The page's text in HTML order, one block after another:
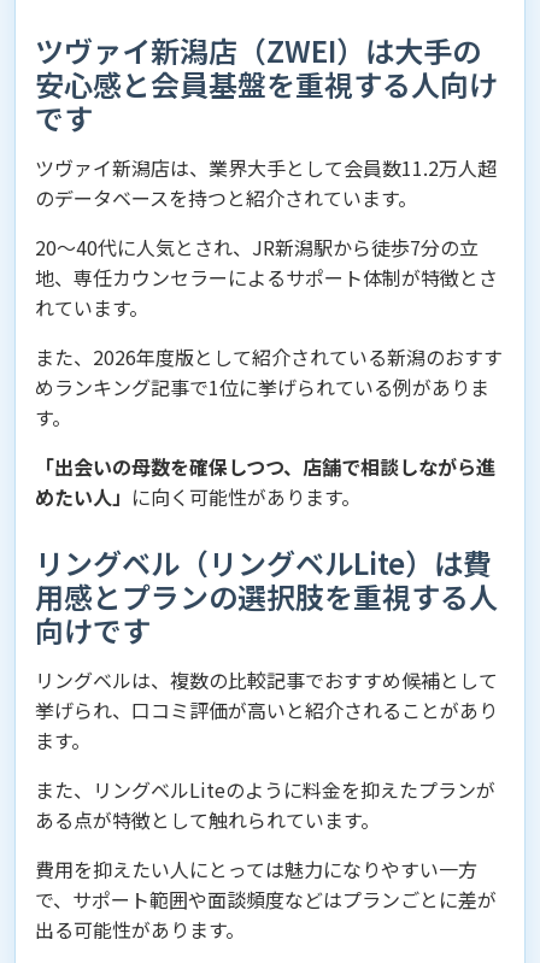
ツヴァイ新潟店（ZWEI）は大手の
安心感と会員基盤を重視する人向け
です
ツヴァイ新潟店は、業界大手として会員数11.2万人超
のデータベースを持つと紹介されています。
20〜40代に人気とされ、JR新潟駅から徒歩7分の立
地、専任カウンセラーによるサポート体制が特徴とさ
れています。
また、2026年度版として紹介されている新潟のおすす
めランキング記事で1位に挙げられている例がありま
す。
「出会いの母数を確保しつつ、店舗で相談しながら進
めたい人」 に向く可能性があります。
リングベル（リングベルLite）は費
用感とプランの選択肢を重視する人
向けです
リングベルは、複数の比較記事でおすすめ候補として
挙げられ、口コミ評価が高いと紹介されることがあり
ます。
また、リングベルLiteのように料金を抑えたプランが
ある点が特徴として触れられています。
費用を抑えたい人にとっては魅力になりやすい一方
で、サポート範囲や面談頻度などはプランごとに差が
出る可能性があります。